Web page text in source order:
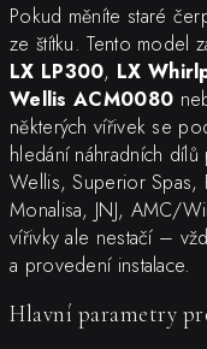
Pokud měníte staré
ze štítku. Tento model
LX LP300, LX
Wellis ACM0080
některých vířivek se
hledání náhradních
Wellis, Superior Spas,
Monalisa, JNJ, AMC/
vířivky ale nestačí –
a provedení instalace.
Hlavní parametry